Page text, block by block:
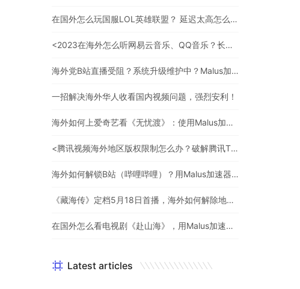
在国外怎么玩国服LOL英雄联盟？ 延迟太高怎么办？
<2023在海外怎么听网易云音乐、QQ音乐？长久有效的方法来了>
海外党B站直播受阻？系统升级维护中？Malus加速器帮你一步解决真问题
一招解决海外华人收看国内视频问题，强烈安利！
海外如何上爱奇艺看《无忧渡》：使用Malus加速器一键解除地域限制
<腾讯视频海外地区版权限制怎么办？破解腾讯TV地域限制的办法>
海外如何解锁B站（哔哩哔哩）？用Malus加速器解除地域限制，一键流畅追番
《藏海传》定档5月18日首播，海外如何解除地区限制追剧
在国外怎么看电视剧《赴山海》，用Malus加速器一键解锁地区限制
Latest articles